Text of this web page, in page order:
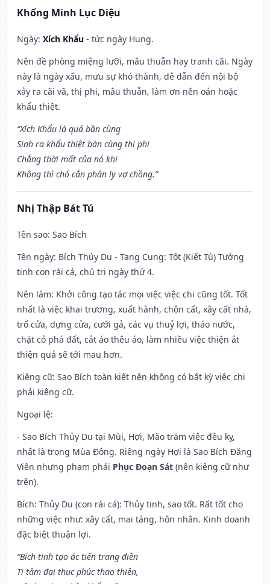
Khổng Minh Lục Diệu
Ngày: Xích Khẩu - tức ngày Hung.
Nên đề phòng miệng lưỡi, mâu thuẫn hay tranh cãi. Ngày
này là ngày xấu, mưu sự khó thành, dễ dẫn đến nội bộ
xảy ra cãi vã, thị phi, mâu thuẫn, làm ơn nên oán hoặc
khẩu thiệt.
“Xích Khẩu là quả bần cùng
Sinh ra khẩu thiệt bàn cùng thị phi
Chẳng thời mất của nó khi
Không thì chó cắn phân ly vợ chồng.”
Nhị Thập Bát Tú
Tên sao: Sao Bích
Tên ngày: Bích Thủy Du - Tang Cung: Tốt (Kiết Tú) Tướng
tinh con rái cá, chủ trị ngày thứ 4.
Nên làm: Khởi công tạo tác mọi việc việc chi cũng tốt. Tốt
nhất là việc khai trương, xuất hành, chôn cất, xây cất nhà,
trổ cửa, dựng cửa, cưới gả, các vụ thuỷ lợi, tháo nước,
chặt cỏ phá đất, cắt áo thêu áo, làm nhiều việc thiện ắt
thiện quả sẽ tới mau hơn.
Kiêng cữ: Sao Bích toàn kiết nên không có bất kỳ việc chi
phải kiêng cữ.
Ngoại lệ:
- Sao Bích Thủy Du tại Mùi, Hợi, Mão trăm việc đều kỵ,
nhất là trong Mùa Đông. Riêng ngày Hợi là Sao Bích Đăng
Viên nhưng phạm phải Phục Đoạn Sát (nên kiêng cữ như
trên).
Bích: Thủy Du (con rái cá): Thủy tinh, sao tốt. Rất tốt cho
những việc như: xây cất, mai táng, hôn nhân. Kinh doanh
đặc biệt thuận lợi.
“Bích tinh tạo ác tiến trang điền
Ti tâm đại thục phúc thao thiên,